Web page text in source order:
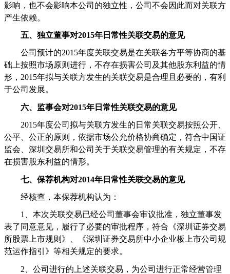
影响，也不会影响本公司的独立性，公司不会因此而对关联方
产生依赖。
五、独立董事对2015年日常性关联交易的意见
公司预计的2015年度关联交易是在关联各方平等协商的基
础上按照市场原则进行，不存在损害公司及其他股东利益的情
形， 2015年拟与关联方发生的关联交易是合理且必要的，有利
于公司发展。
六、监事会对2015年日常性关联交易的意见
2015年度公司拟与关联方发生的日常关联交易按照公开、
公平、公正的原则，依据市场公允价格协商确定，符合中国证
监会、深圳交易所和公司关于关联交易管理的有关规定，不存
在损害股东利益的情形。
七、保荐机构对2014年日常性关联交易的意见
经核查，本保荐机构认为：
1
、本次关联交易已经公司董事会审议批准，独立董事发
表了同意意见，履行了必要的审批程序，符合《深圳证券交易
所股票上市规则》、《深圳证券交易所中小企业板上市公司规
范运作指引》等相关规定的要求。
2 、公司进行的上述关联交易，为公司进行正常经营管理